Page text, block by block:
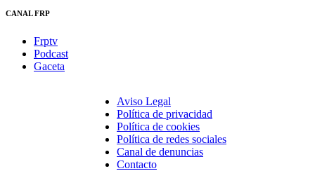
CANAL FRP
Frptv
Podcast
Gaceta
Aviso Legal
Política de privacidad
Política de cookies
Política de redes sociales
Canal de denuncias
Contacto